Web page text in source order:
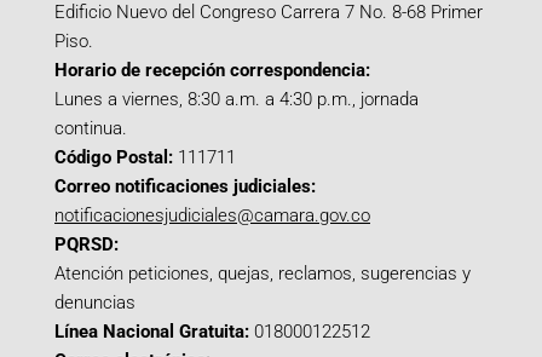
Edificio Nuevo del Congreso Carrera 7 No. 8-68 Primer
Piso.
Horario de recepción correspondencia:
Lunes a viernes, 8:30 a.m. a 4:30 p.m., jornada
continua.
Código Postal: 111711
Correo notificaciones judiciales:
notificacionesjudiciales@camara.gov.co
PQRSD:
Atención peticiones, quejas, reclamos, sugerencias y
denuncias
Línea Nacional Gratuita: 018000122512